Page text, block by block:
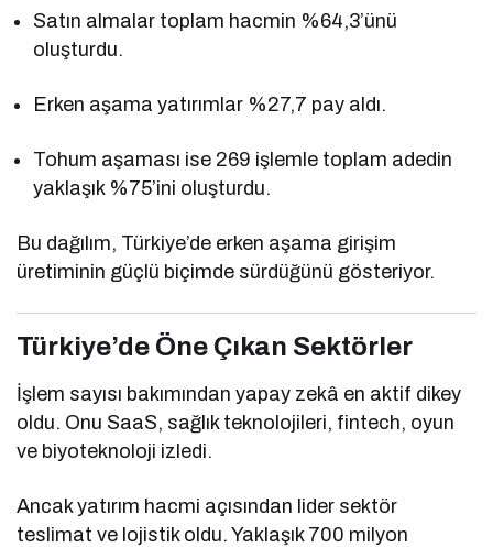
Satın almalar toplam hacmin %64,3’ünü
oluşturdu.
Erken aşama yatırımlar %27,7 pay aldı.
Tohum aşaması ise 269 işlemle toplam adedin
yaklaşık %75’ini oluşturdu.
Bu dağılım, Türkiye’de erken aşama girişim
üretiminin güçlü biçimde sürdüğünü gösteriyor.
Türkiye’de Öne Çıkan Sektörler
İşlem sayısı bakımından yapay zekâ en aktif dikey
oldu. Onu SaaS, sağlık teknolojileri, fintech, oyun
ve biyoteknoloji izledi.
Ancak yatırım hacmi açısından lider sektör
teslimat ve lojistik oldu. Yaklaşık 700 milyon